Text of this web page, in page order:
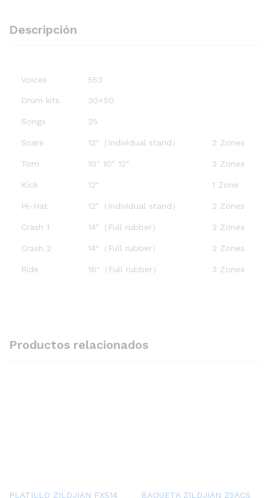
Descripción
Voices 553
Drum kits 30+50
Songs 25
Snare 12″（Individual stand） 2 Zones
Tom 10″ 10″ 12″ 2 Zones
Kick 12″ 1 Zone
Hi-Hat 12″（Individual stand） 2 Zones
Crash 1 14″（Full rubber） 2 Zones
Crash 2 14″（Full rubber） 2 Zones
Ride 16″（Full rubber） 3 Zones
Productos relacionados
PLATILLO ZILDJIAN FXS14 BAQUETA ZILDJIAN Z5ACS